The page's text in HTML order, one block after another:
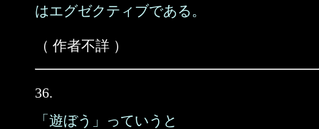
はエグゼクティブである。
（ 作者不詳 ）
36.
「遊ぼう」っていうと